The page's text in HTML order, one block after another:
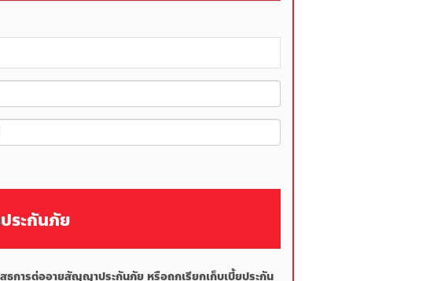
ระกันภัย
ธการต่ออายุสัญญาประกันภัย หรือถูกเรียกเก็บเบี้ยประกัน